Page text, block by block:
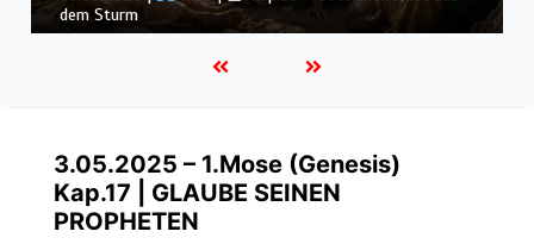
Könige |
Kap. 16 : Der Untergang des Hauses Ahab
3.05.2025 – 1.Mose (Genesis)
Kap.17 | GLAUBE SEINEN
PROPHETEN